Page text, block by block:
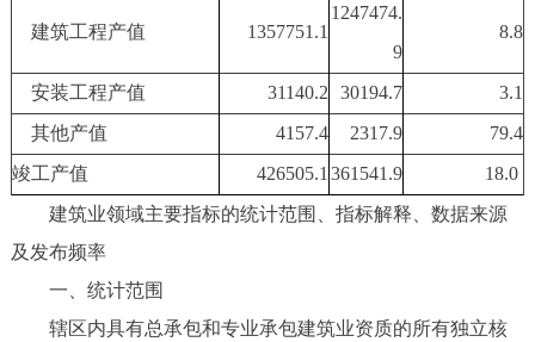
建筑工程产值 1357751.1
1247474.
9
8.8
安装工程产值 31140.2 30194.7
3.1
其他产值
4157.4 2317.9
79.4
竣工产值
426505.1 361541.9
18.0
建筑业领域主要指标的统计范围、指标解释、数据来源
及发布频率
一、统计范围
辖区内具有总承包和专业承包建筑业资质的所有独立核